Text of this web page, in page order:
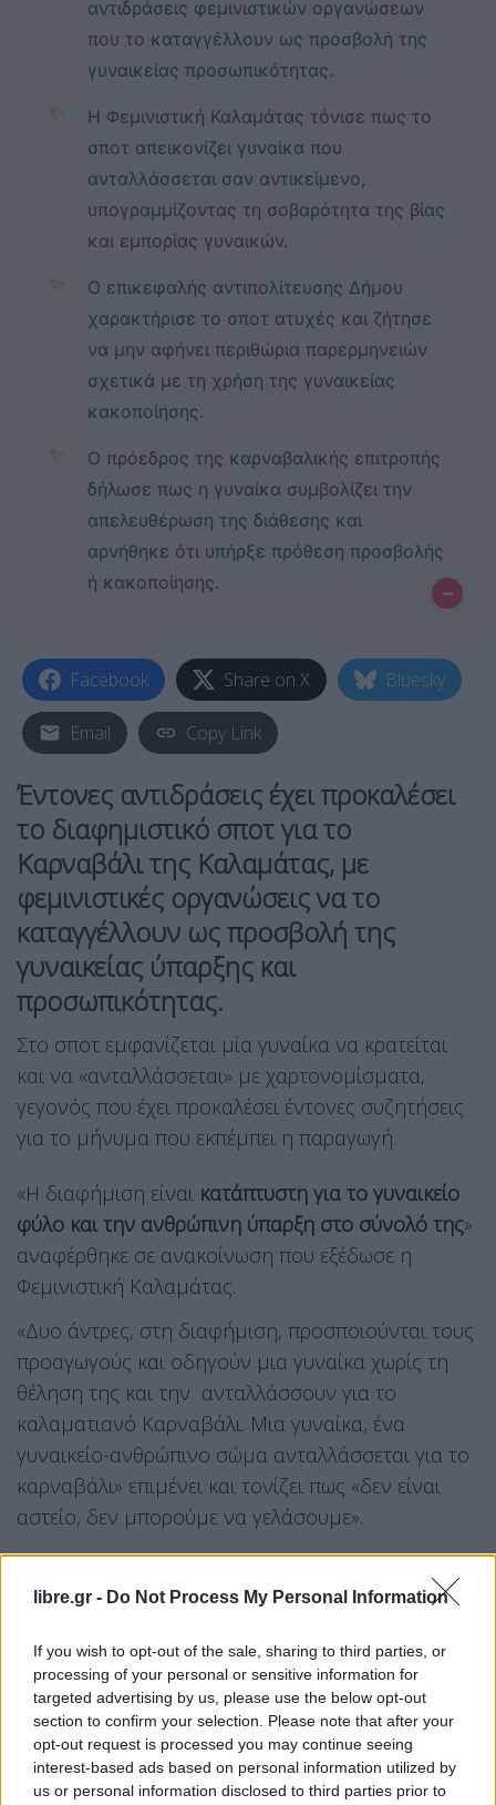
libre.gr - Do Not Process My Personal Information
If you wish to opt-out of the sale, sharing to third parties, or
processing of your personal or sensitive information for
targeted advertising by us, please use the below opt-out
section to confirm your selection. Please note that after your
opt-out request is processed you may continue seeing
interest-based ads based on personal information utilized by
us or personal information disclosed to third parties prior to
αντιδράσεις φεμινιστικών οργανώσεων
που το καταγγέλλουν ως προσβολή της
γυναικείας προσωπικότητας.
✨
Η Φεμινιστική Καλαμάτας τόνισε πως το
σποτ απεικονίζει γυναίκα που
ανταλλάσσεται σαν αντικείμενο,
υπογραμμίζοντας τη σοβαρότητα της βίας
και εμπορίας γυναικών.
✨
Ο επικεφαλής αντιπολίτευσης Δήμου
χαρακτήρισε το σποτ ατυχές και ζήτησε
να μην αφήνει περιθώρια παρερμηνειών
σχετικά με τη χρήση της γυναικείας
κακοποίησης.
✨
Ο πρόεδρος της καρναβαλικής επιτροπής
δήλωσε πως η γυναίκα συμβολίζει την
απελευθέρωση της διάθεσης και
αρνήθηκε ότι υπήρξε πρόθεση προσβολής
ή κακοποίησης.
–
Facebook Share on X Bluesky
Email Copy Link
Έντονες αντιδράσεις έχει προκαλέσει
το διαφημιστικό σποτ για το
Καρναβάλι της Καλαμάτας, με
φεμινιστικές οργανώσεις να το
καταγγέλλουν ως προσβολή της
γυναικείας ύπαρξης και
προσωπικότητας.
Στο σποτ εμφανίζεται μία γυναίκα να κρατείται
και να «ανταλλάσσεται» με χαρτονομίσματα,
γεγονός που έχει προκαλέσει έντονες συζητήσεις
για το μήνυμα που εκπέμπει η παραγωγή.
«Η διαφήμιση είναι κατάπτυστη για το γυναικείο
φύλο και την ανθρώπινη ύπαρξη στο σύνολό της»
αναφέρθηκε σε ανακοίνωση που εξέδωσε η
Φεμινιστική Καλαμάτας.
«Δυο άντρες, στη διαφήμιση, προσποιούνται τους
προαγωγούς και οδηγούν μια γυναίκα χωρίς τη
θέληση της και την ανταλλάσσουν για το
καλαματιανό Καρναβάλι. Μια γυναίκα, ένα
γυναικείο-ανθρώπινο σώμα ανταλλάσσεται για το
καρναβάλι» επιμένει και τονίζει πως «δεν είναι
αστείο, δεν μπορούμε να γελάσουμε».
«Σχεδόν κάθε μέρα γινόμαστε μάρτυρες πράξεων
οικογενειακής βίας με θύματα γυναίκες, ή
ο κατάλογος δεν τελειώνει. Σχεδόν κάθε μέρα μια
γυναίκα δέχεται βία γιατί αντιστάθηκε στις ορέξεις
ενός άντρα ή αντιστάθηκε να γίνει ανταλλακτικό
μέσο σε μια υπόθεση αγοραπωλησίας του
κορμιού της. Η πόλη έχει τα θύματά της!»